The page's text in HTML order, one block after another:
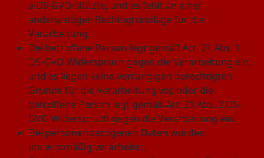
a DS-GVO stützte, und es fehlt an einer
anderweitigen Rechtsgrundlage für die
Verarbeitung.
Die betroffene Person legt gemäß Art. 21 Abs. 1
DS-GVO Widerspruch gegen die Verarbeitung ein,
und es liegen keine vorrangigen berechtigten
Gründe für die Verarbeitung vor, oder die
betroffene Person legt gemäß Art. 21 Abs. 2 DS-
GVO Widerspruch gegen die Verarbeitung ein.
Die personenbezogenen Daten wurden
unrechtmäßig verarbeitet.